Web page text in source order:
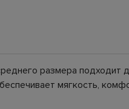
размера подходит
мягкость,